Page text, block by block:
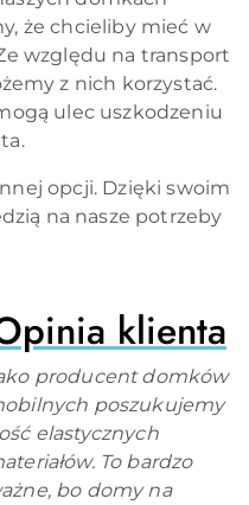
że chcieliby mieć w
względu na transport
z nich korzystać.
ulec uszkodzeniu
opcji. Dzięki swoim
na nasze potrzeby
klienta
producent domków
poszukujemy
elastycznych
To bardzo
bo domy na